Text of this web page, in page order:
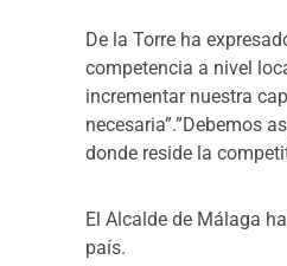
De la Torre ha
competencia a nivel
incrementar nuestra
necesaria”.”Debemos
donde reside la
El Alcalde de Málaga
país.